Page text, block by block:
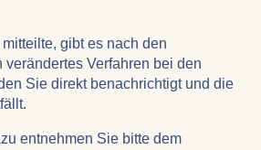
gibt es nach den
Verfahren bei den
Sie direkt benachrichtigt und die
entnehmen Sie bitte dem